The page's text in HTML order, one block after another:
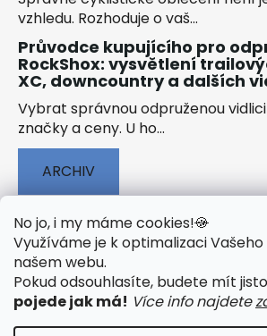
No jo, i my máme cookies!🍪
Využíváme je k optimalizaci
našem webu.
Pokud odsouhlasíte, budete mít
pojede jak má! Více info najdete
vzhledu. Rozhoduje o vaš...
Průvodce kupujícího pro
RockShox: vysvětlení
XC, downcountry a dalších
Vybrat správnou odpruženou
značky a ceny. U ho...
ARCHIV
🟢 TECHNOLOGIE
🟢 O
🟢 NÁVODY KE